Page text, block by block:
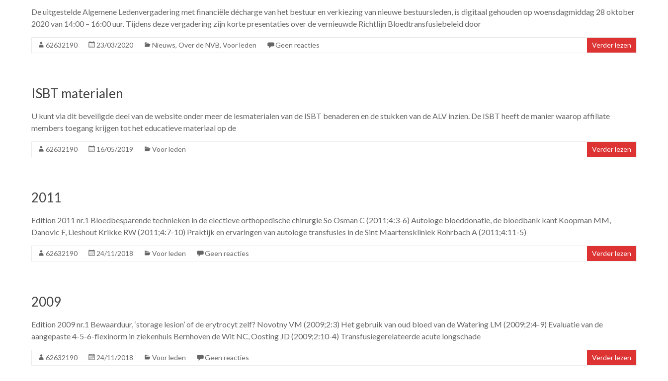
De uitgestelde Algemene Ledenvergadering met financiële décharge van het bestuur en verkiezing van nieuwe bestuursleden, is digitaal gehouden op woensdagmiddag 28 oktober
2020 van 14:00 – 16:00 uur. Tijdens deze vergadering zijn korte presentaties over de vernieuwde Richtlijn Bloedtransfusiebeleid door
62632190 23/03/2020 Nieuws, Over de NVB, Voor leden Geen reacties Verder lezen
ISBT materialen
U kunt via dit beveiligde deel van de website onder meer de lesmaterialen van de ISBT benaderen en de stukken van de ALV inzien. De ISBT heeft de manier waarop affiliate
members toegang krijgen tot het educatieve materiaal op de
62632190 16/05/2019 Voor leden Verder lezen
2011
Edition 2011 nr.1 Bloedbesparende technieken in de electieve orthopedische chirurgie So Osman C (2011;4:3-6) Autologe bloeddonatie, de bloedbank kant Koopman MM,
Danovic F, Lieshout Krikke RW (2011;4:7-10) Praktijk en ervaringen van autologe transfusies in de Sint Maartenskliniek Rohrbach A (2011;4:11-5)
62632190 24/11/2018 Voor leden Geen reacties Verder lezen
2009
Edition 2009 nr.1 Bewaarduur, ‘storage lesion’ of de erytrocyt zelf? Novotny VM (2009;2:3) Het gebruik van oud bloed van de Watering LM (2009;2:4-9) Evaluatie van de
aangepaste 4-5-6-flexinorm in ziekenhuis Bernhoven de Wit NC, Oosting JD (2009;2:10-4) Transfusiegerelateerde acute longschade
62632190 24/11/2018 Voor leden Geen reacties Verder lezen